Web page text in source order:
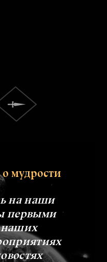
мудрости
на наши
первыми
наших